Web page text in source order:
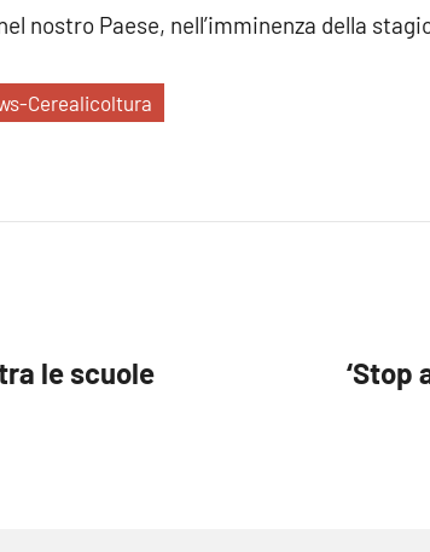
nostro Paese, nell’imminenza della
Cerealicoltura
le scuole
‘Stop